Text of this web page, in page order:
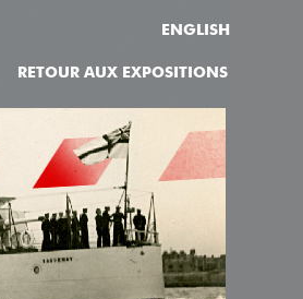
ENGLISH
RETOUR AUX EXPOSITIONS